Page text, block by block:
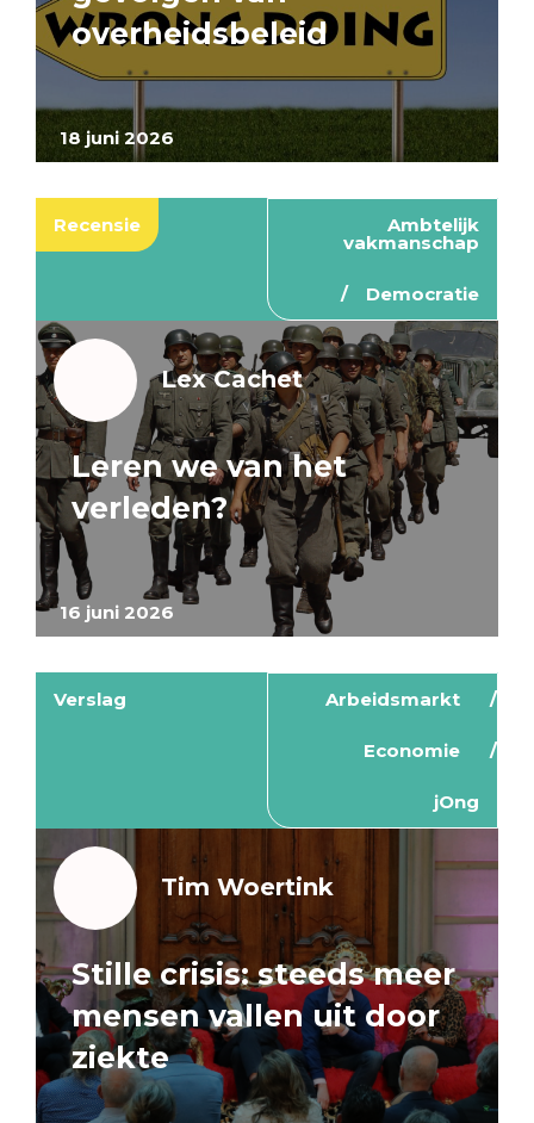
18 juni 2026
overheidsbeleid
Recensie Ambtelijk
vakmanschap
Democratie
16 juni 2026
Lex Cachet
Leren we van het
verleden?
Verslag Arbeidsmarkt
Economie
jOng
Tim Woertink
Stille crisis: steeds meer
mensen vallen uit door
ziekte